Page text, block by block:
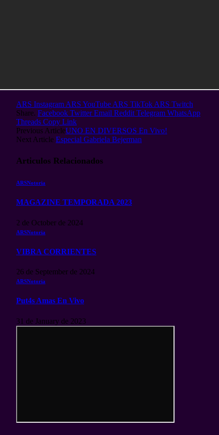
ARS Instagram ARS YouTube ARS TikTok ARS Twitch
Share. Facebook Twitter Email Reddit Telegram WhatsApp
Threads Copy Link
Previous ArticleUNO EN DIVERSOS En Vivo!
Next Article Especial Gabriela Bejerman
Articulos Relacionados
ARSNotoria
MAGAZINE TEMPORADA 2023
2 de October de 2024
ARSNotoria
VIBRA CORRIENTES
26 de September de 2024
ARSNotoria
Put4s Amas En Vivo
31 de January de 2023